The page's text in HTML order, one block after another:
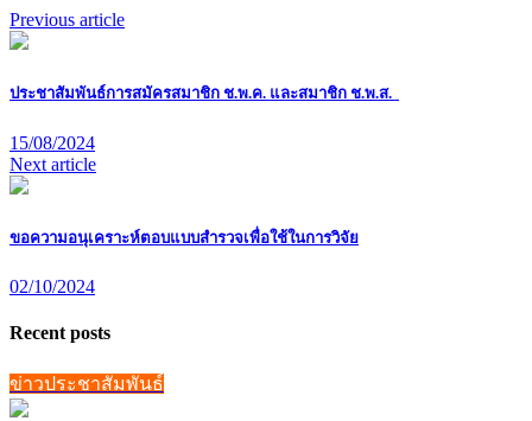
Previous article
ประชาสัมพันธ์การสมัครสมาชิก ช.พ.ค. และสมาชิก ช.พ.ส.
15/08/2024
Next article
ขอความอนุเคราะห์ตอบแบบสำรวจเพื่อใช้ในการวิจัย
02/10/2024
Recent posts
ข่าวประชาสัมพันธ์